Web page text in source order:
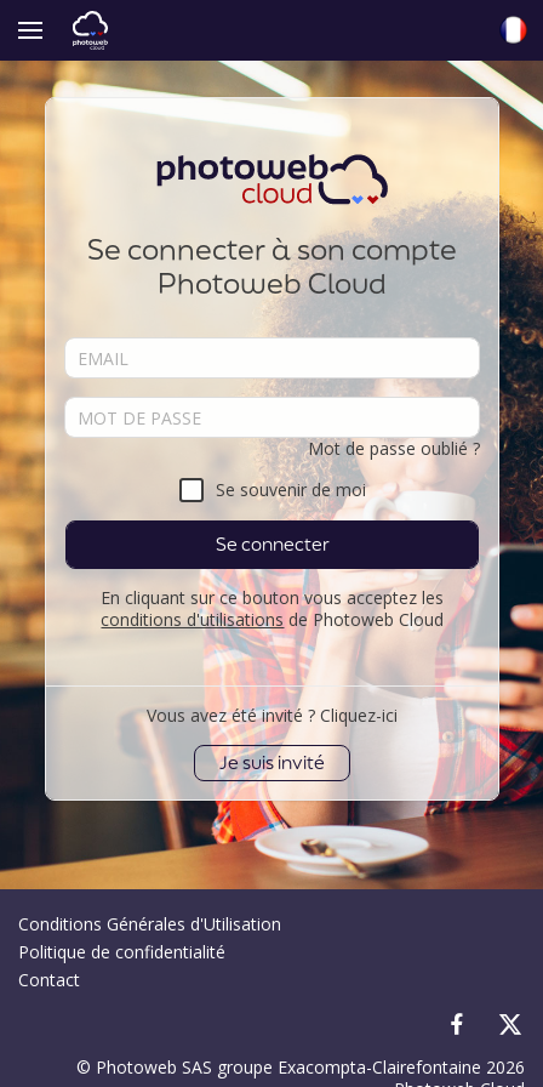
Se connecter à son compte
Photoweb Cloud
Mot de passe oublié ?
Se souvenir de moi
Se connecter
En cliquant sur ce bouton vous acceptez les
conditions d'utilisations de Photoweb Cloud
Vous avez été invité ? Cliquez-ici
Je suis invité
Conditions Générales d'Utilisation
Politique de confidentialité
Contact
© Photoweb SAS groupe Exacompta-Clairefontaine 2026